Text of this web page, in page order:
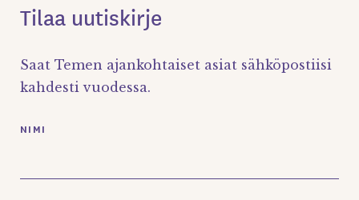
Tilaa uutiskirje
Saat Temen ajankohtaiset asiat sähköpostiisi
kahdesti vuodessa.
NIMI